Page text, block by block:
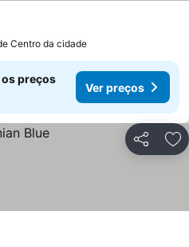
Centro da cidade
os preços
Ver preços
Partilhar